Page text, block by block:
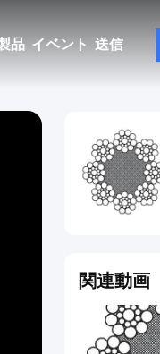
品 イベント 送信
関連動画